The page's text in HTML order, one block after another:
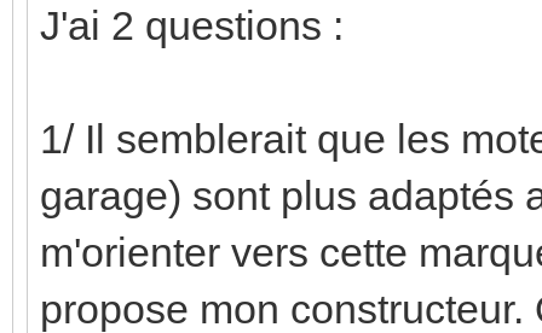
J'ai 2 questions :
1/ Il semblerait que les
garage) sont plus adaptés
m'orienter vers cette
propose mon